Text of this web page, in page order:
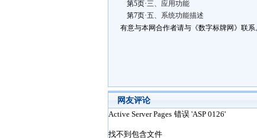
第5页·三、应用功能
第7页·五、系统功能描述
有意与本网合作者请与《数字标牌网》联
网友评论